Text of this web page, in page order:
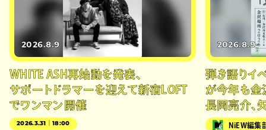
2026.8.9
WHITE ASH再始動を発表、
サポートドラマーを迎えて新宿LOFT
でワンマン開催
2026.3.31｜18:00
2026.8.9
弾き語りイ
が今年も金
長岡亮介、
NiEW編集